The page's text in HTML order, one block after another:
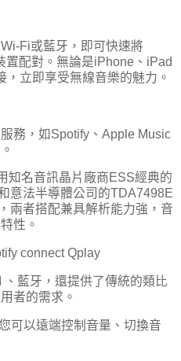
Fi或藍牙，即可快速將
置配對。無論是iPhone、iPad
立即享受無線音樂的魅力。
務，如Spotify、Apple Music
知名音訊晶片廠商ESS經典的
意法半導體公司的TDA7498E
兩者搭配兼具解析能力強，音
性。
connect Qplay
、藍牙，還提供了傳統的類比
者的需求。
可以遠端控制音量、切換音